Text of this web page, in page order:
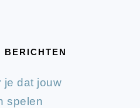
BERICHTEN
je dat jouw
spelen